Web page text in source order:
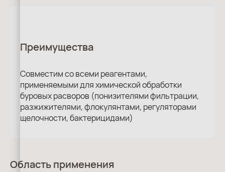
Преимущества
Совместим со всеми реагентами,
применяемыми для химической обработки
буровых расворов (понизителями фильтрации,
разжижителями, флокулянтами, регуляторами
щелочности, бактерицидами)
Область применения